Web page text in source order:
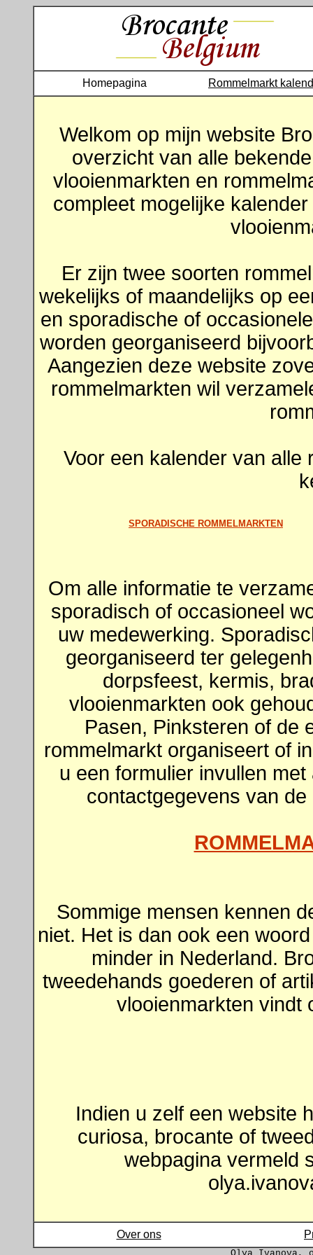
Homepagina Rommelmarkt
Welkom op mijn website
overzicht van alle
vlooienmarkten en
compleet mogelijke
Er zijn twee soorten
wekelijks of maandelijks op
en sporadische of
worden georganiseerd
Aangezien deze website
rommelmarkten wil
Voor een kalender van alle
SPORADISCHE ROMMELMARKTEN
Om alle informatie te
sporadisch of occasioneel
uw medewerking.
georganiseerd ter
dorpsfeest, kermis,
vlooienmarkten ook
Pasen, Pinksteren of de
rommelmarkt organiseert of
u een formulier invullen
contactgegevens van
Sommige mensen kennen
niet. Het is dan ook een
minder in Nederland.
tweedehands goederen of
vlooienmarkten vindt
Indien u zelf een website
curiosa, brocante of
webpagina vermeld
Over ons